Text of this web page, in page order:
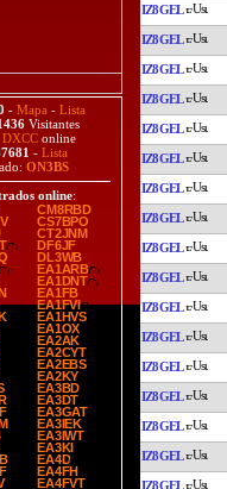
- Mapa - Lista
Visitantes
online
- Lista
ON3BS
online:
CM8RBD
CS7BPO
CT2JNM
DF6JF
DL3WB
EA1ARB
EA1DNT
EA1FB
EA1FVI
EA1HVS
EA1OX
EA2AK
EA2CYT
EA2EBS
EA2KY
EA3BD
EA3DT
EA3GAT
EA3IEK
EA3IWT
EA3KI
EA4D
EA4FH
EA4FVT
IZ8GEL
IZ8GEL
IZ8GEL
IZ8GEL
IZ8GEL
IZ8GEL
IZ8GEL
IZ8GEL
IZ8GEL
IZ8GEL
IZ8GEL
IZ8GEL
IZ8GEL
IZ8GEL
IZ8GEL
IZ8GEL
IZ8GEL